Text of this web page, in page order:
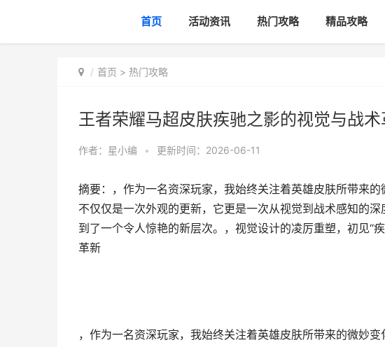
首页 活动资讯 热门攻略 精品攻略
首页 > 热门攻略
王者荣耀马超皮肤疾驰之影的视觉与战术
作者： 星小编 • 更新时间：2026-06-11
摘要：，作为一名资深玩家，我始终关注着英雄皮肤所带来的
不仅仅是一次外观的更新，它更是一次从视觉到战术感知的
到了一个令人惊艳的新层次。，视觉设计的凌厉重塑，初见“
革新
，作为一名资深玩家，我始终关注着英雄皮肤所带来的微妙